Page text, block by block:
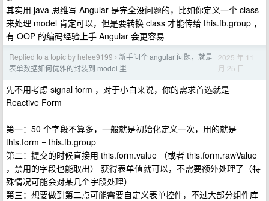
其实用 java 思维写 Angular 是完全没问题的，比如你定义一个 class
来处理 model 肯定可以，但是要转换 class 才能传给 this.fb.group ，
有 OOP 的编码经验上手 Angular 会更容易
Replied to a topic by helee9199 › 新手问个 angular 问题，就是
表单数据如何优雅的封装到 model 里
2025 年 11
月 25 日
先不用考虑 signal form ，对于小白来说，你的需求首选就是
Reactive Form
第一：50 个字段不算多，一般就是初始化定义一次，用的就是
this.form = this.fb.group
第二：提交的时候直接用 this.form.value （或者 this.form.rawValue
，禁用的字段也能取出） 获得表单值就可以，不需要额外处理了（特
殊情况可能会对某几个字段处理）
第三：想要做到第二点可能需要自定义表单控件，不过大部分组件库